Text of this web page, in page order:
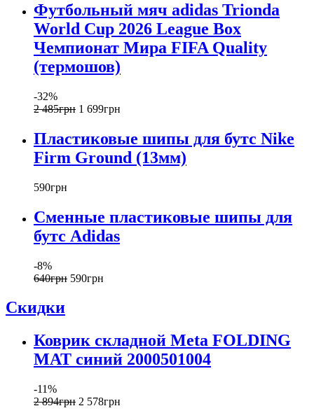
Футбольный мяч adidas Trionda
World Cup 2026 League Box
Чемпионат Мира FIFA Quality
(термошов)
-32%
2 485грн 1 699грн
Пластиковые шипы для бутс Nike
Firm Ground (13мм)
590грн
Сменные пластиковые шипы для
бутс Adidas
-8%
640грн 590грн
Скидки
Коврик складной Meta FOLDING
MAT синий 2000501004
-11%
2 894грн 2 578грн